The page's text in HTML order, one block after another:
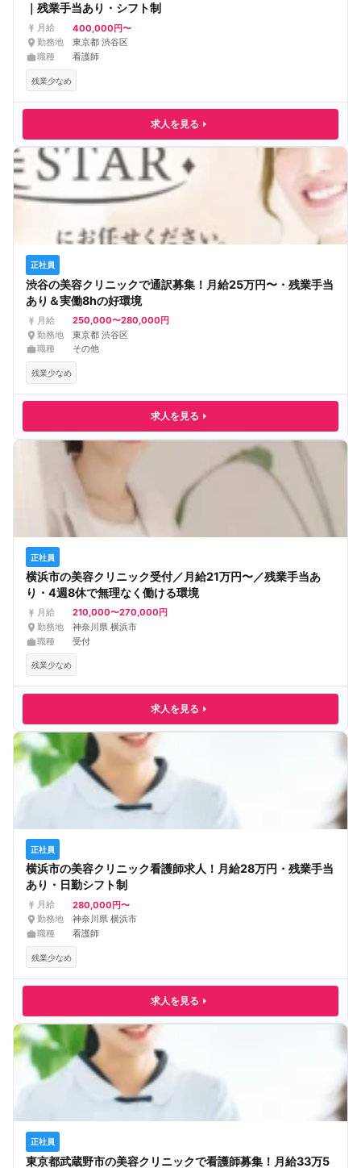
｜残業手当あり・シフト制
月給 400,000円〜
勤務地
東京都 渋谷区
職種
看護師
残業少なめ
求人を見る
正社員
渋谷の美容クリニックで通訳募集！月給25万円〜・残業手当
あり＆実働8hの好環境
月給 250,000〜280,000円
勤務地
東京都 渋谷区
職種
その他
残業少なめ
求人を見る
正社員
横浜市の美容クリニック受付／月給21万円〜／残業手当あ
り・4週8休で無理なく働ける環境
月給 210,000〜270,000円
勤務地
神奈川県 横浜市
職種
受付
残業少なめ
求人を見る
正社員
横浜市の美容クリニック看護師求人！月給28万円・残業手当
あり・日勤シフト制
月給 280,000円〜
勤務地
神奈川県 横浜市
職種
看護師
残業少なめ
求人を見る
正社員
東京都武蔵野市の美容クリニックで看護師募集！月給33万5